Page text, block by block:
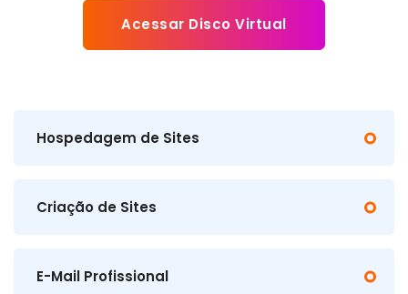
Acessar Disco Virtual
Hospedagem de Sites
Criação de Sites
E-Mail Profissional